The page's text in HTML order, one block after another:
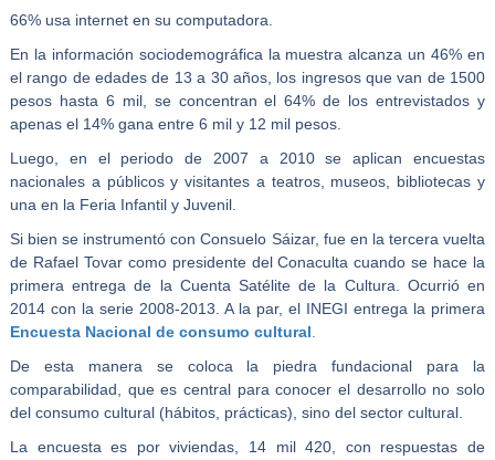
66% usa internet en su computadora.
En la información sociodemográfica la muestra alcanza un 46% en
el rango de edades de 13 a 30 años, los ingresos que van de 1500
pesos hasta 6 mil, se concentran el 64% de los entrevistados y
apenas el 14% gana entre 6 mil y 12 mil pesos.
Luego, en el periodo de 2007 a 2010 se aplican encuestas
nacionales a públicos y visitantes a teatros, museos, bibliotecas y
una en la Feria Infantil y Juvenil.
Si bien se instrumentó con Consuelo Sáizar, fue en la tercera vuelta
de Rafael Tovar como presidente del Conaculta cuando se hace la
primera entrega de la Cuenta Satélite de la Cultura. Ocurrió en
2014 con la serie 2008-2013. A la par, el INEGI entrega la primera
Encuesta Nacional de consumo cultural
De esta manera se coloca la piedra fundacional para la
comparabilidad, que es central para conocer el desarrollo no solo
del consumo cultural (hábitos, prácticas), sino del sector cultural.
La encuesta es por viviendas, 14 mil 420, con respuestas de